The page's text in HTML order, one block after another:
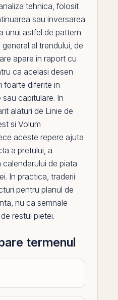
tehnica, folosit
sau inversarea
unui astfel de pattern
al trendului, de
apare in raport cu
ca acelasi desen
foarte diferite in
sau capitulare. In
alaturi de Linie de
si Volum
aceste repere ajuta
a pretului, a
calendarului de piata
In practica, traderii
pentru planul de
nu ca semnale
restul pietei.
termenul